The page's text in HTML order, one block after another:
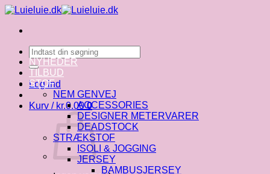
Fortsæt
indhold
Søg
efter:
Log ind
Kurv / kr.0.00 0
NYHEDER
TILBUD
STOF
NEM GENVEJ
ACCESSORIES
DESIGNER METERVARER
DEADSTOCK
STRÆKSTOF
ISOLI & JOGGING
JERSEY
BAMBUSJERSEY